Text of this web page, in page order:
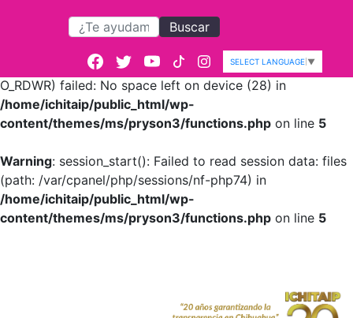
: session_start():
php74/sess_47b9ba578056606f734ac256c43fb843,
O_RDWR) failed: No space left on device (28) in
/home/ichitaip/public_html/wp-
content/themes/ms/pryson3/functions.php on line 5
Warning: session_start(): Failed to read session data: files
(path: /var/cpanel/php/sessions/nf-php74) in
/home/ichitaip/public_html/wp-
content/themes/ms/pryson3/functions.php on line 5
Buscar
SELECT LANGUAGE ▼